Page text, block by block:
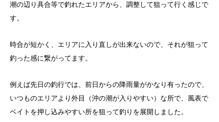
潮の辺り具合等で釣れたエリアから、調整して狙って行く感じで
す。
時合が短かく、エリアに入り直しが出来ないので、それが狙って
釣った感に繋がってます。
例えば先日の釣行では、前日からの降雨量がかなり有ったので、
いつものエリアより外目（沖の潮が入りやすい）な所で、風表で
ベイトを押し込みやすい所を狙って釣りを展開しました。